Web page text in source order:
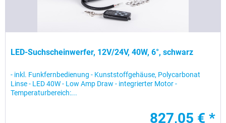
LED-Suchscheinwerfer, 12V/24V, 40W, 6°, schwarz
- inkl. Funkfernbedienung - Kunststoffgehäuse, Polycarbonat
Linse - LED 40W - Low Amp Draw - integrierter Motor -
Temperaturbereich:...
827,05 € *